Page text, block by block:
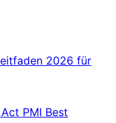
2026 für
PMI Best